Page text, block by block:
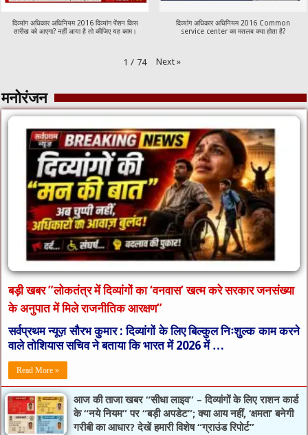
दिव्यांग अधिकार अधिनियम 2016 दिव्यांग पेंशन किस
तारीख को आएगा? नहीं आया है तो कीजिए यह काम।
दिव्यांग अधिकार अधिनियम 2016 Common
service center का मतलब क्या होता है?
1 / 74 Next »
मनोरंजन
बड़ी खबर ​”लोकतंत्र में दिव्यांगों का ‘वनवास’ खत्म करे सरकार जनसंख्या
के अनुपात में मिले राजनीतिक आरक्षण”
सर्वप्रथम न्यूज़ सौरभ कुमार : दिव्यांगों के लिए बिल्कुल निःशुल्क काम करने
वाले तोशियास सचिव ने बताया कि भारत में 2026 में …
Read More »
आज की ताजा खबर “सीधा लाइव” – दिव्यांगों के लिए राशन कार्ड
के “नये नियम” पर “बड़ी अपडेट”; क्या आय नहीं, ‘क्षमता’ बनेगी
गरीबी का आधार? देखें हमारी विशेष “ग्राउंड रिपोर्ट”